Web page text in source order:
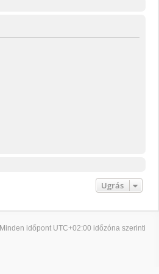
Ugrás
Minden időpont UTC+02:00 időzóna szerinti